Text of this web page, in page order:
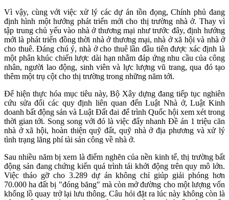
Vì vậy, cùng với việc xử lý các dự án tồn đọng, Chính phủ đang
định hình một hướng phát triển mới cho thị trường nhà ở. Thay vì
tập trung chủ yếu vào nhà ở thương mại như trước đây, định hướng
mới là phát triển đồng thời nhà ở thương mại, nhà ở xã hội và nhà ở
cho thuê. Đáng chú ý, nhà ở cho thuê lần đầu tiên được xác định là
một phân khúc chiến lược dài hạn nhằm đáp ứng nhu cầu của công
nhân, người lao động, sinh viên và lực lượng vũ trang, qua đó tạo
thêm một trụ cột cho thị trường trong những năm tới.
Để hiện thực hóa mục tiêu này, Bộ Xây dựng đang tiếp tục nghiên
cứu sửa đổi các quy định liên quan đến Luật Nhà ở, Luật Kinh
doanh bất động sản và Luật Đất đai để trình Quốc hội xem xét trong
thời gian tới. Song song với đó là việc đẩy nhanh Đề án 1 triệu căn
nhà ở xã hội, hoàn thiện quỹ đất, quỹ nhà ở địa phương và xử lý
tình trạng lãng phí tài sản công về nhà ở.
Sau nhiều năm bị xem là điểm nghẽn của nền kinh tế, thị trường bất
động sản đang chứng kiến quá trình tái khởi động trên quy mô lớn.
Việc tháo gỡ cho 3.289 dự án không chỉ giúp giải phóng hơn
70.000 ha đất bị "đóng băng" mà còn mở đường cho một lượng vốn
khổng lồ quay trở lại lưu thông. Câu hỏi đặt ra lúc này không còn là